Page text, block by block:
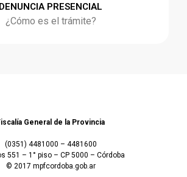
DENUNCIA PRESENCIAL
¿Cómo es el trámite?
General de la Provincia
(0351) 4481000 – 4481600
551 – 1° piso – CP 5000 – Córdoba
© 2017 mpfcordoba.gob.ar